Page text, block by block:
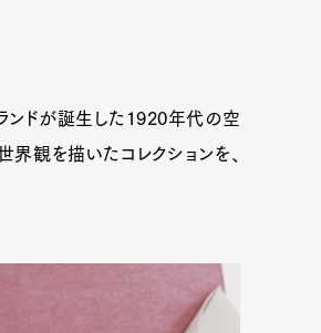
ランドが誕生した1920年代の空
界観を描いたコレクションを、